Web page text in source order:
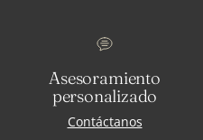
Asesoramiento
personalizado
Contáctanos